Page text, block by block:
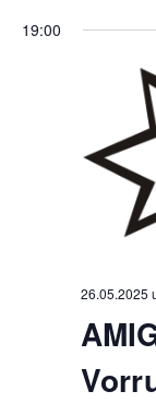
19:00
26.05.2025